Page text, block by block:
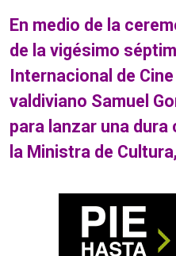
En medio de la
de la vigésimo
Internacional de
valdiviano Samuel
para lanzar una
la Ministra de